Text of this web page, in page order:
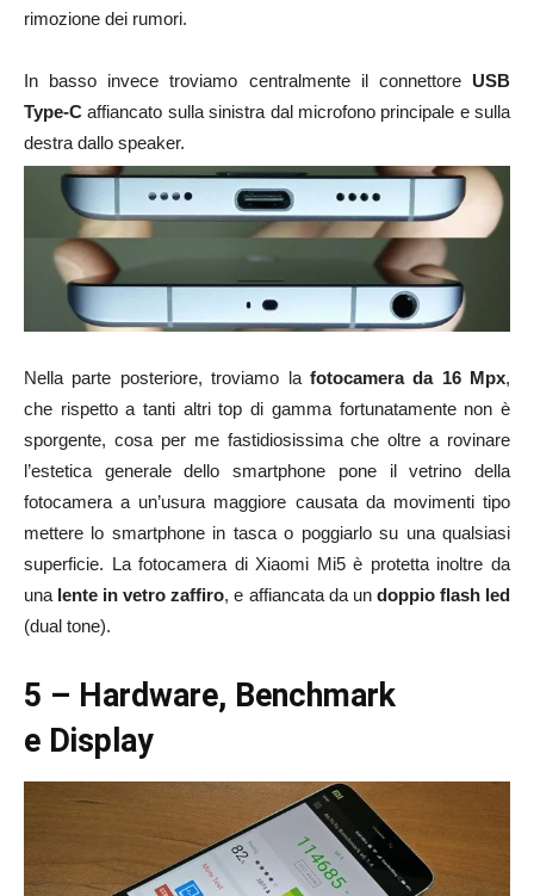
rimozione dei rumori.
In basso invece troviamo centralmente il connettore USB
Type-C affiancato sulla sinistra dal microfono principale e sulla
destra dallo speaker.
Nella parte posteriore, troviamo la fotocamera da 16 Mpx,
che rispetto a tanti altri top di gamma fortunatamente non è
sporgente, cosa per me fastidiosissima che oltre a rovinare
l’estetica generale dello smartphone pone il vetrino della
fotocamera a un’usura maggiore causata da movimenti tipo
mettere lo smartphone in tasca o poggiarlo su una qualsiasi
superficie. La fotocamera di Xiaomi Mi5 è protetta inoltre da
una lente in vetro zaffiro, e affiancata da un doppio flash led
(dual tone).
5 – Hardware, Benchmark
e Display